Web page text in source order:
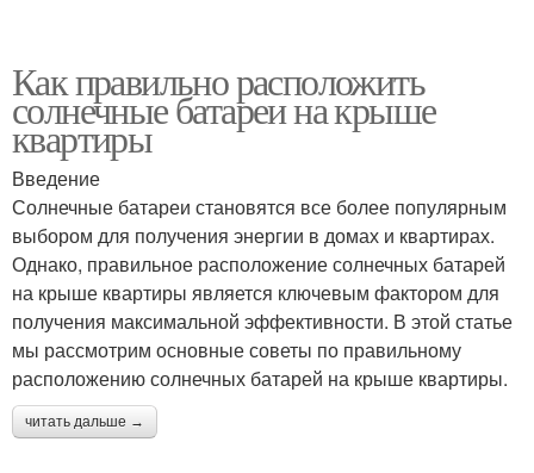
Как правильно расположить
солнечные батареи на крыше
квартиры
Введение
Солнечные батареи становятся все более популярным
выбором для получения энергии в домах и квартирах.
Однако, правильное расположение солнечных батарей
на крыше квартиры является ключевым фактором для
получения максимальной эффективности. В этой статье
мы рассмотрим основные советы по правильному
расположению солнечных батарей на крыше квартиры.
читать дальше →